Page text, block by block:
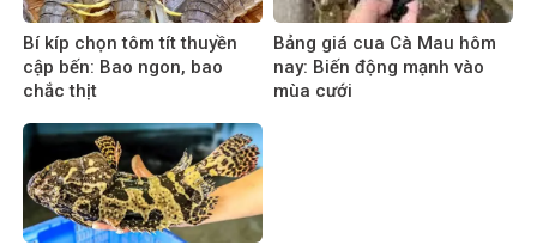
Bí kíp chọn tôm tít thuyền
cập bến: Bao ngon, bao
chắc thịt
Bảng giá cua Cà Mau hôm
nay: Biến động mạnh vào
mùa cưới